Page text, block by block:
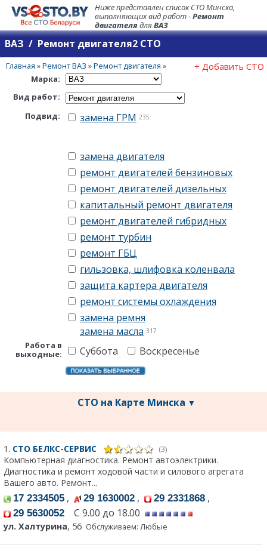
Ниже представлен список СТО Минска,
выполняющих вид работ -Ремонт
двигателядляВАЗ
ВАЗ / Ремонт двигателя2 СТО
Главная »Ремонт ВАЗ »Ремонт двигателя » + Добавить СТО
Марка:
Вид работ:
Подвид:
замена ГРМ 235
замена двигателя
ремонт двигателей бензиновых
ремонт двигателей дизельных
капитальный ремонт двигателя
ремонт двигателей гибридных
ремонт турбин
ремонт ГБЦ
гильзовка, шлифовка коленвала
защита картера двигателя
ремонт системы охлаждения
замена ремня
замена масла 317
Работа в
выходные:
Суббота Воскресенье
СТО на Карте Минска ▼
1. СТО БЕЛКС-СЕРВИС (3)
Компьютерная диагностика. Ремонт автоэлектрики.
Диагностика и ремонт ходовой части и силового агрегата
Вашего авто. Ремонт...
17 2334505 , 29 1630002 , 29 2331868 ,
29 5630052 С 9.00 до 18.00
ул. Халтурина, 56 Обслуживаем: Любые